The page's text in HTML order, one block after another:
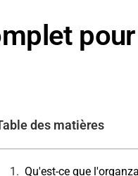
des matières
Qu'est-ce que